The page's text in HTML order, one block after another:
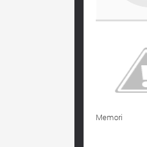
Memori